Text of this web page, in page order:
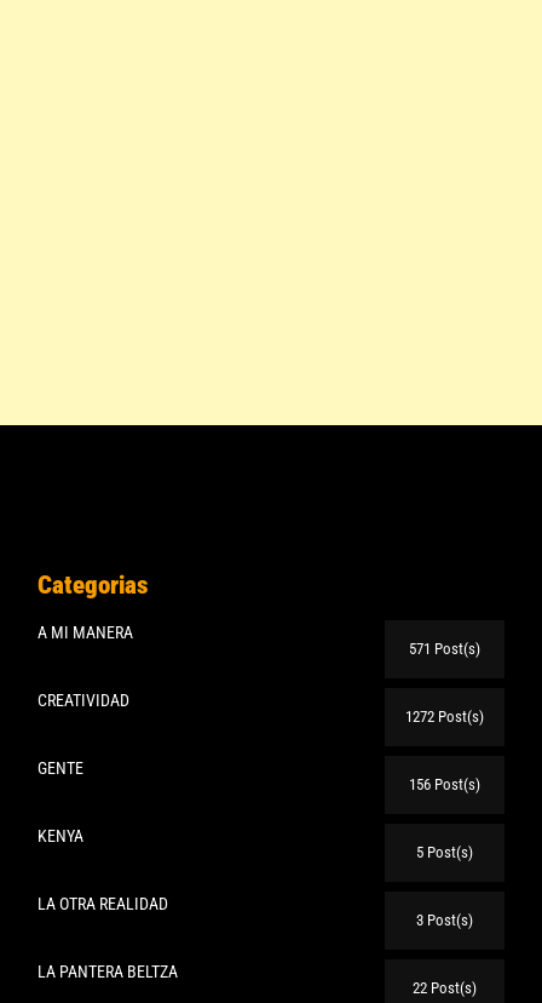
Categorias
A MI MANERA
571 Post(s)
CREATIVIDAD
1272 Post(s)
GENTE
156 Post(s)
KENYA
5 Post(s)
LA OTRA REALIDAD
3 Post(s)
LA PANTERA BELTZA
22 Post(s)